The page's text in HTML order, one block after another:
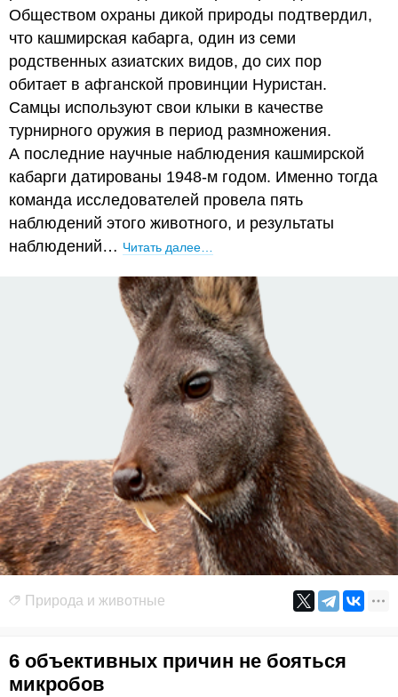
Обществом охраны дикой природы подтвердил,
что кашмирская кабарга, один из семи
родственных азиатских видов, до сих пор
обитает в афганской провинции Нуристан.
Самцы используют свои клыки в качестве
турнирного оружия в период размножения.
А последние научные наблюдения кашмирской
кабарги датированы 1948-м годом. Именно тогда
команда исследователей провела пять
наблюдений этого животного, и результаты
наблюдений… Читать далее…
Природа и животные
6 объективных причин не бояться
микробов